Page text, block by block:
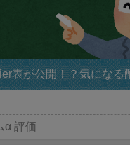
表が公開！？気になる
α 評価